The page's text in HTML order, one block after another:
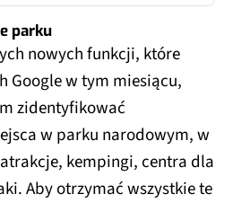
parku
nowych funkcji, które
Google w tym miesiącu,
zidentyfikować
w parku narodowym, w
kempingi, centra dla
Aby otrzymać wszystkie te